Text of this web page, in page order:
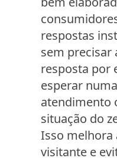
respostas
sem precisar
resposta por
esperar
atendimento
situação do
Isso melhora
visitante e